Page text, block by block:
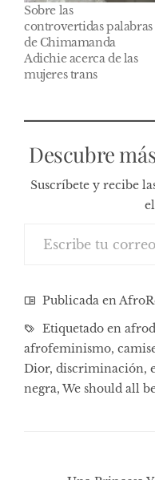
Sobre las
controvertidas palabras
de Chimamanda
Adichie acerca de las
mujeres trans
Descubre
Suscríbete y recibe
Publicada en
Etiquetado en
afrofeminismo,
Dior, discriminación,
negra, We should all